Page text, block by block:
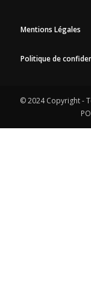
Mentions Légales
Politique de
© 2024 Copyright -